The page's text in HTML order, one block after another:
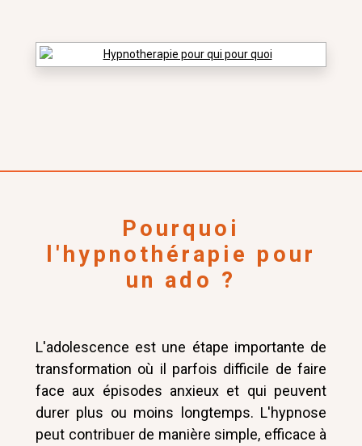
Pourquoi
l'hypnothérapie pour
un ado ?
L'adolescence est une étape importante de
transformation où il parfois difficile de faire
face aux épisodes anxieux et qui peuvent
durer plus ou moins longtemps. L'hypnose
peut contribuer de manière simple, efficace à